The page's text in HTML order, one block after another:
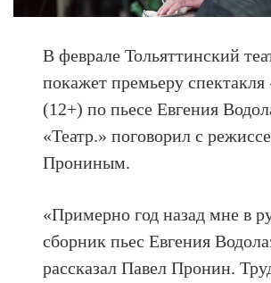
В феврале Тольяттинский
покажет премьеру спектакля
(12+) по пьесе Евгения
«Театр.» поговорил с
Прониным.
«Примерно год назад мне в
сборник пьес Евгения
рассказал Павел Пронин.